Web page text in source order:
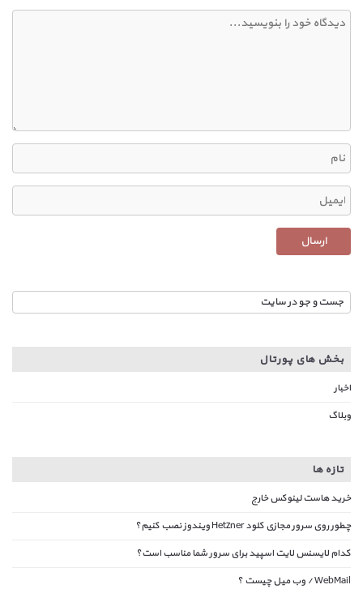
بخش های پورتال
اخبار
وبلاگ
تازه ها
خرید هاست لینوکس خارج
چطور روی سرور مجازی کلود Hetzner ویندوز نصب کنیم؟
کدام لایسنس لایت اسپید برای سرور شما مناسب است؟
WebMail / وب میل چیست ؟